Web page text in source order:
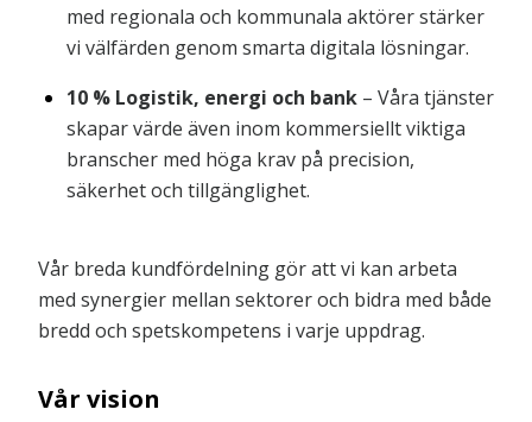
med regionala och kommunala aktörer stärker
vi välfärden genom smarta digitala lösningar.
10 % Logistik, energi och bank – Våra tjänster
skapar värde även inom kommersiellt viktiga
branscher med höga krav på precision,
säkerhet och tillgänglighet.
Vår breda kundfördelning gör att vi kan arbeta
med synergier mellan sektorer och bidra med både
bredd och spetskompetens i varje uppdrag.
Vår vision